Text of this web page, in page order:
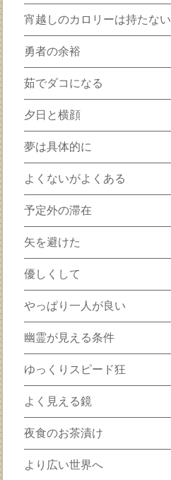
宵越しのカロリーは持たない
勇者の余裕
茹でダコになる
夕日と横顔
夢は具体的に
よくないがよくある
予定外の滞在
矢を避けた
優しくして
やっぱり一人が良い
幽霊が見える条件
ゆっくりスピード狂
よく見える鏡
夜食のお茶漬け
より広い世界へ